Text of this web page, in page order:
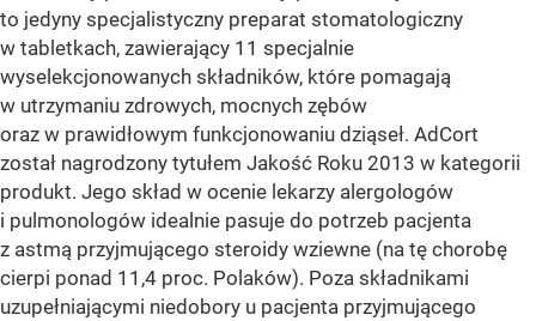
to jedyny specjalistyczny preparat stomatologiczny
w tabletkach, zawierający 11 specjalnie
wyselekcjonowanych składników, które pomagają
w utrzymaniu zdrowych, mocnych zębów
oraz w prawidłowym funkcjonowaniu dziąseł. AdCort
został nagrodzony tytułem Jakość Roku 2013 w kategorii
produkt. Jego skład w ocenie lekarzy alergologów
i pulmonologów idealnie pasuje do potrzeb pacjenta
z astmą przyjmującego steroidy wziewne (na tę chorobę
cierpi ponad 11,4 proc. Polaków). Poza składnikami
uzupełniającymi niedobory u pacjenta przyjmującego